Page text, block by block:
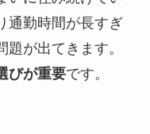
通勤時間が長すぎ
が出てきます。
びが重要です。